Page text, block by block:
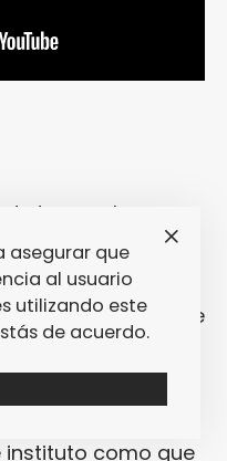
tomo y lomo
con
paleta
claro, acaba de
presentando a
tan pronto está
y afeminada con
instituto como que
asegurar que
al usuario
utilizando este
de acuerdo.